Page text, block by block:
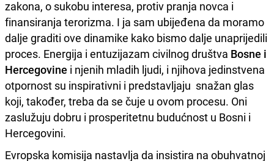
zakona, o sukobu interesa, protiv pranja novca i
finansiranja terorizma. I ja sam ubijeđena da moramo
dalje graditi ove dinamike kako bismo dalje unaprijedili
proces. Energija i entuzijazam civilnog društva Bosne i
Hercegovine i njenih mladih ljudi, i njihova jedinstvena
otpornost su inspirativni i predstavljaju snažan glas
koji, također, treba da se čuje u ovom procesu. Oni
zaslužuju dobru i prosperitetnu budućnost u Bosni i
Hercegovini.
Evropska komisija nastavlja da insistira na obuhvatnoj